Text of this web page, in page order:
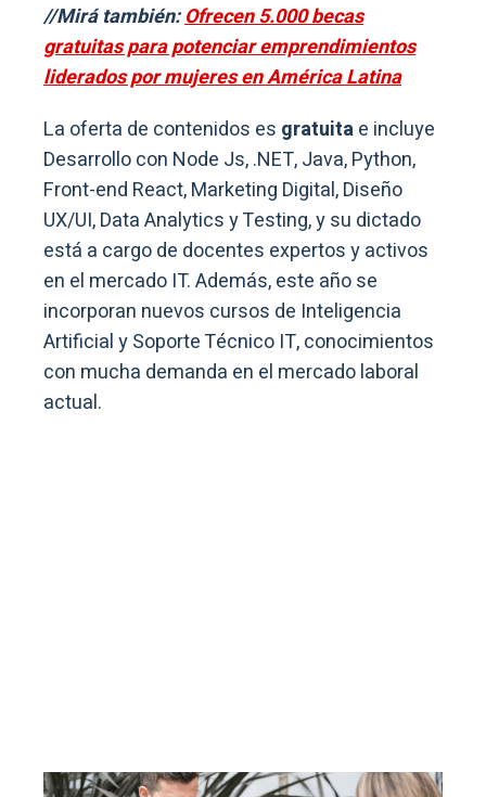
//Mirá también:Ofrecen 5.000 becas
gratuitas para potenciar emprendimientos
liderados por mujeres en América Latina
La oferta de contenidos es gratuitae incluye
Desarrollo con Node Js, .NET, Java, Python,
Front-end React, Marketing Digital, Diseño
UX/UI, Data Analytics y Testing, y su dictado
está a cargo de docentes expertos y activos
en el mercado IT. Además, este año se
incorporan nuevos cursos de Inteligencia
Artificial y Soporte Técnico IT, conocimientos
con mucha demanda en el mercado laboral
actual.